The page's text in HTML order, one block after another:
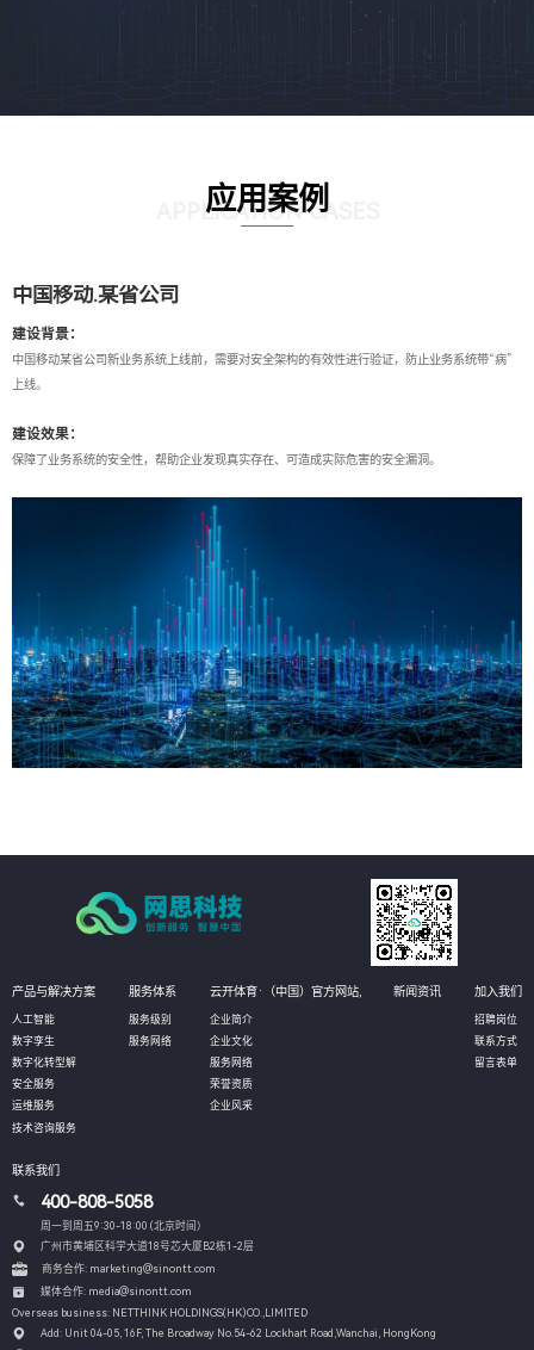
应用案例
APPLICATION CASES
中国移动.某省公司
建设背景：
中国移动某省公司新业务系统上线前，需要对安全架构的有效性进行验证，防止业务系统带“病”
上线。
建设效果：
保障了业务系统的安全性，帮助企业发现真实存在、可造成实际危害的安全漏洞。
产品与解决方案
人工智能
数字孪生
数字化转型解
安全服务
运维服务
技术咨询服务
服务体系
服务级别
服务网络
云开体育·（中国）官方网站,
企业简介
企业文化
服务网络
荣誉资质
企业风采
新闻资讯 加入我们
招聘岗位
联系方式
留言表单
联系我们
400-808-5058
周一到周五9:30-18:00 (北京时间）
广州市黄埔区科学大道18号芯大厦B2栋1-2层
商务合作: marketing@sinontt.com
媒体合作: media@sinontt.com
Overseas business: NETTHINK HOLDINGS(HK)CO.,LIMITED
Add: Unit 04-05, 16F, The Broadway No.54-62 Lockhart Road,Wanchai, HongKong